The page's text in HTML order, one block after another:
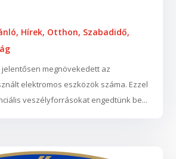
, Hírek, Otthon, Szabadidő,
megnövekedett az
elektromos eszközök száma. Ezzel
veszélyforrásokat engedtünk be...